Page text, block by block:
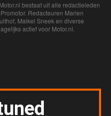
bestaat uit alle redactieleden
Redacteuren Marien
Maikel Sneek en diverse
actief voor Motor.nl.